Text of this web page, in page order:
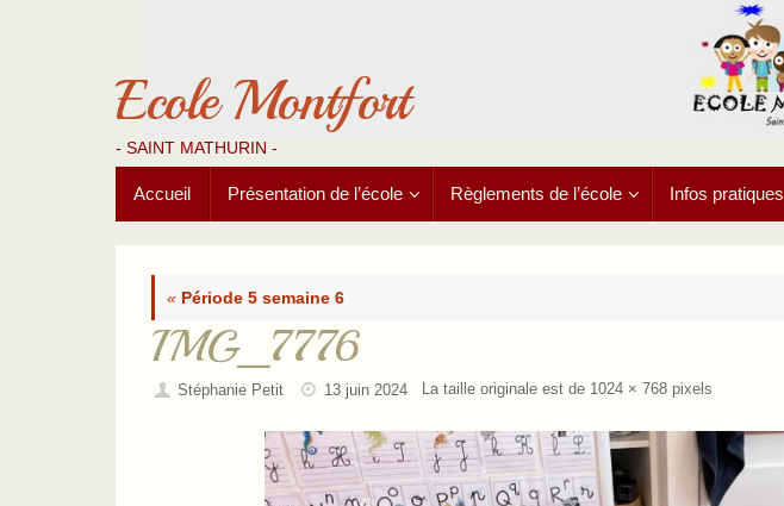
Ecole Montfort
- SAINT MATHURIN -
contenu
Accueil Présentation de l’école Règlements de l’école Infos pratiques
« Période 5 semaine 6
IMG_7776
Stéphanie Petit 13 juin 2024 La taille originale est de 1024 × 768 pixels